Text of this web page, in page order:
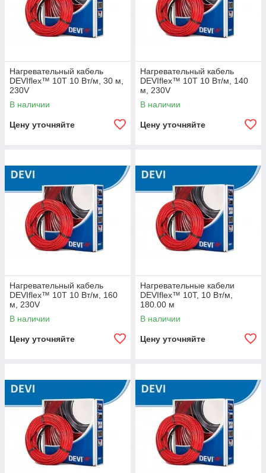
Нагревательный кабель
DEVIflex™ 10T 10 Вт/м, 30 м,
230V
В наличии
Цену уточняйте
Нагревательный кабель
DEVIflex™ 10T 10 Вт/м, 140
м, 230V
В наличии
Цену уточняйте
Нагревательный кабель
DEVIflex™ 10T 10 Вт/м, 160
м, 230V
В наличии
Цену уточняйте
Нагревательные кабели
DEVIflex™ 10T, 10 Вт/м,
180.00 м
В наличии
Цену уточняйте